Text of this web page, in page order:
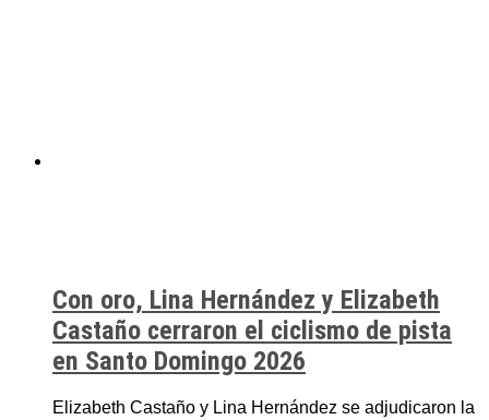
Con oro, Lina Hernández y Elizabeth
Castaño cerraron el ciclismo de pista
en Santo Domingo 2026
Elizabeth Castaño y Lina Hernández se adjudicaron la